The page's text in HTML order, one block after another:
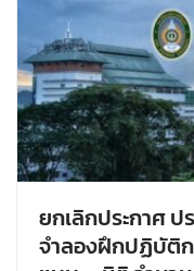
ยกเลิกประกาศ
จำลองฝึกปฏิบัติ